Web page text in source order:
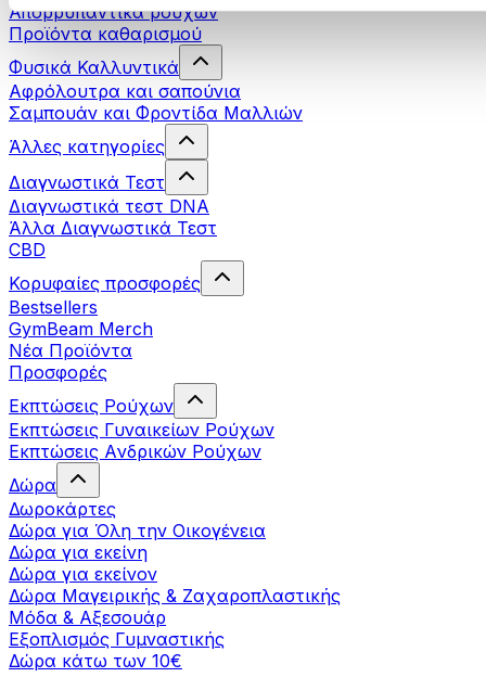
Απορρυπαντικά ρούχων
Προϊόντα καθαρισμού
Φυσικά Καλλυντικά
Αφρόλουτρα και σαπούνια
Σαμπουάν και Φροντίδα Μαλλιών
Άλλες κατηγορίες
Διαγνωστικά Τεστ
Διαγνωστικά τεστ DNA
Άλλα Διαγνωστικά Τεστ
CBD
Κορυφαίες προσφορές
Bestsellers
GymBeam Merch
Νέα Προϊόντα
Προσφορές
Εκπτώσεις Ρούχων
Εκπτώσεις Γυναικείων Ρούχων
Εκπτώσεις Aνδρικών Ρούχων
Δώρα
Δωροκάρτες
Δώρα για Όλη την Οικογένεια
Δώρα για εκείνη
Δώρα για εκείνον
Δώρα Μαγειρικής & Ζαχαροπλαστικής
Μόδα & Αξεσουάρ
Εξοπλισμός Γυμναστικής
Δώρα κάτω των 10€